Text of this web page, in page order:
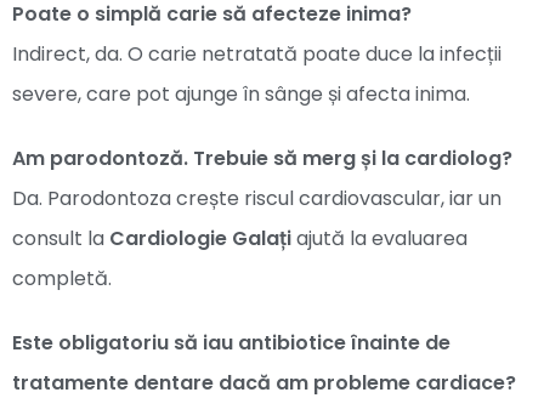
Poate o simplă carie să afecteze inima?
Indirect, da. O carie netratată poate duce la infecții
severe, care pot ajunge în sânge și afecta inima.
Am parodontoză. Trebuie să merg și la cardiolog?
Da. Parodontoza crește riscul cardiovascular, iar un
consult la Cardiologie Galațiajută la evaluarea
completă.
Este obligatoriu să iau antibiotice înainte de
tratamente dentare dacă am probleme cardiace?